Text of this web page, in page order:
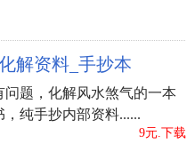
好的脸相，有本身的
福美满的家里。但倘
在职员工工作中忘形，
素来都是独来独往，
，有勇有谋，擅于交流
解资料_手抄本
问题，化解风水煞气的一本
，纯手抄内部资料......
9元.下载